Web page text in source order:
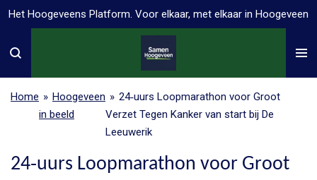
Ga
naar
Het Hoogeveens Platform. Voor elkaar, met elkaar in Hoogeveen
Home » Hoogeveen
in beeld
» 24‑uurs Loopmarathon voor Groot
Verzet Tegen Kanker van start bij De
Leeuwerik
24‑uurs Loopmarathon voor Groot